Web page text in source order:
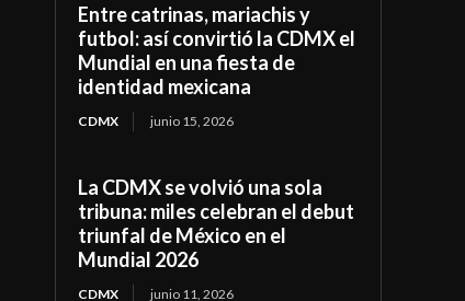
Entre catrinas, mariachis y
futbol: así convirtió la CDMX el
Mundial en una fiesta de
identidad mexicana
CDMX junio 15, 2026
La CDMX se volvió una sola
tribuna: miles celebran el debut
triunfal de México en el
Mundial 2026
CDMX junio 11, 2026